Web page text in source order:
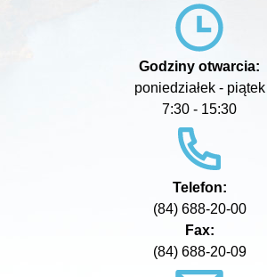
Godziny otwarcia:
poniedziałek - piątek
7:30 - 15:30
Telefon:
(84) 688-20-00
Fax:
(84) 688-20-09